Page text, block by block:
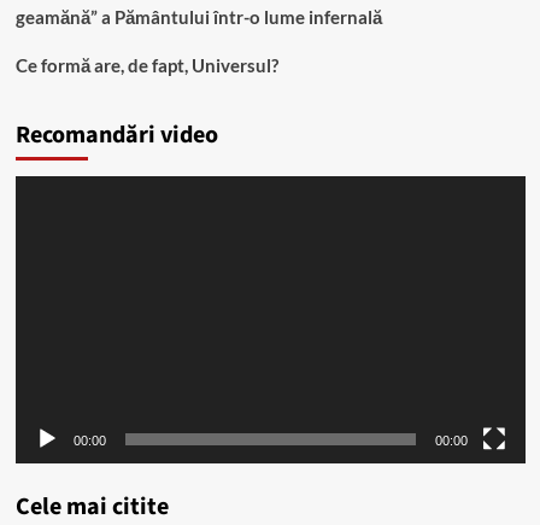
geamănă” a Pământului într-o lume infernală
Ce formă are, de fapt, Universul?
Recomandări video
00:00 00:00
Cele mai citite